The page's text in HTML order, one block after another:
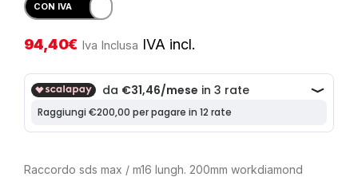
94,40€ Iva Inclusa IVA incl.
Raccordo sds max / m16 lungh. 200mm workdiamond